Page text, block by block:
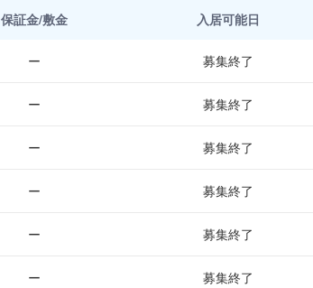
保証金/敷金 入居可能日
ー 募集終了
ー 募集終了
ー 募集終了
ー 募集終了
ー 募集終了
ー 募集終了